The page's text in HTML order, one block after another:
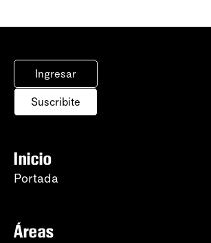
Ingresar
Suscribite
Inicio
Portada
Áreas